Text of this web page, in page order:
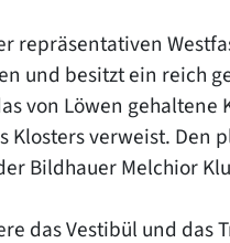
repräsentativen
und besitzt ein reich
von Löwen
verweist. Den
Bildhauer Melchior
das Vestibül und das